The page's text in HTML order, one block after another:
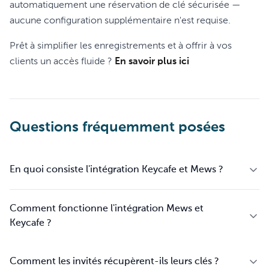
automatiquement une réservation de clé sécurisée —
aucune configuration supplémentaire n'est requise.
Prêt à simplifier les enregistrements et à offrir à vos
clients un accès fluide ? En savoir plus ici
Questions fréquemment posées
En quoi consiste l'intégration Keycafe et Mews ?
Comment fonctionne l'intégration Mews et
Keycafe ?
Comment les invités récupèrent-ils leurs clés ?